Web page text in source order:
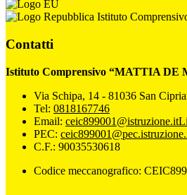
Istituto
Contatti
Istituto Comprensivo “MATTIA DE
Via Schipa, 14 - 81036 San
Tel: 0818167746
Email: ceic899001@istruzione.it
PEC:
C.F.: 90035530618
Codice meccanografico: